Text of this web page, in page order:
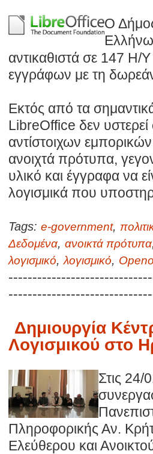
Ο
αντικαθιστά σε 147 Η/Υ
εγγράφων με τη
Εκτός από τα
LibreOffice δεν υστερεί
αντίστοιχων
ανοιχτά πρότυπα,
υλικό και έγγραφα να
λογισμικά που
Tags: e-government,
Δεδομένα, ανοικτά πρότυπα
λογισμικό, λογισμικό,
Δημιουργία
Λογισμικού στο
Στις
Πληροφορικής Αν.
Ελεύθερου και